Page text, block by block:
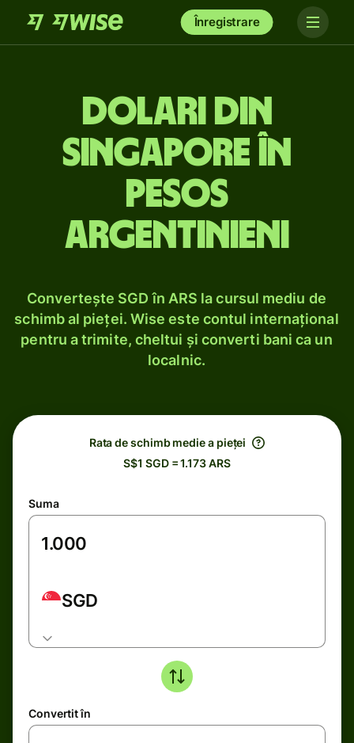
Înregistrare
Dolari din
Singapore în
pesos
argentinieni
Convertește SGD în ARS la cursul mediu de
schimb al pieței. Wise este contul internațional
pentru a trimite, cheltui și converti bani ca un
localnic.
Rata de schimb medie a pieței
S$1 SGD = 1.173 ARS
Suma
SGD
Convertit în